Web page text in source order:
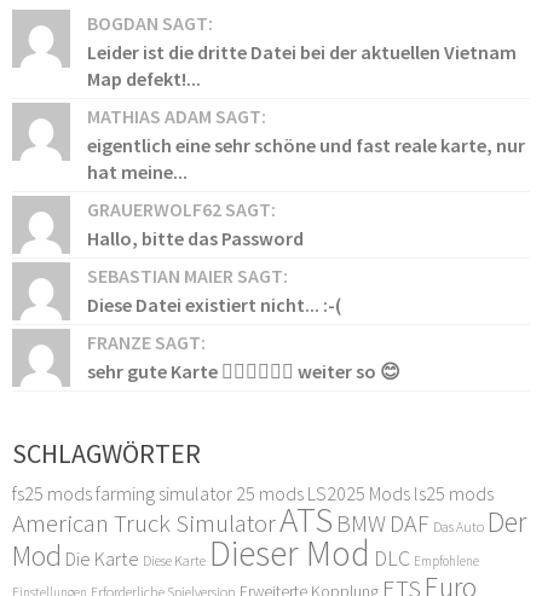
BOGDAN SAGT:
Leider ist die dritte Datei bei der aktuellen Vietnam
Map defekt!...
MATHIAS ADAM SAGT:
eigentlich eine sehr schöne und fast reale karte, nur
hat meine...
GRAUERWOLF62 SAGT:
Hallo, bitte das Password
SEBASTIAN MAIER SAGT:
Diese Datei existiert nicht... :-(
FRANZE SAGT:
sehr gute Karte 👍🏻👍🏻👍🏻 weiter so 😊
SCHLAGWÖRTER
fs25 modsfarming simulator 25 mods LS2025 Mods ls25 mods
American Truck SimulatorATS BMW DAF Das Auto Der
Mod Die Karte Diese Karte Dieser Mod DLC Empfohlene
Einstellungen Erforderliche Spielversion Erweiterte Kopplung ETS Euro